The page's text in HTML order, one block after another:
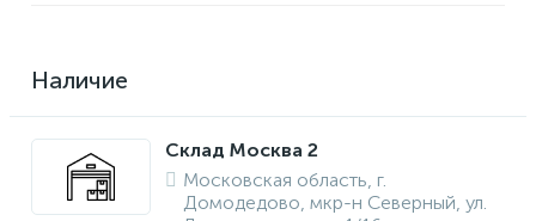
Наличие
Склад Москва 2
Московская область, г.
Домодедово, мкр-н Северный, ул.